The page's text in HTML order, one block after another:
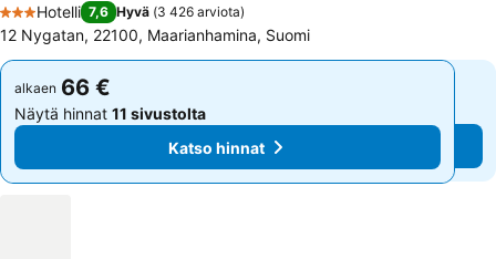
3 Tähtiluokitus
Hotelli 7,6 Hyvä (3 426 arviota)
12 Nygatan, 22100, Maarianhamina, Suomi
alkaen 66 €
Näytä hinnat 11 sivustolta
Katso hinnat
alkaen 66 €
Näytä hinnat 11 sivustolta
Katso hinnat